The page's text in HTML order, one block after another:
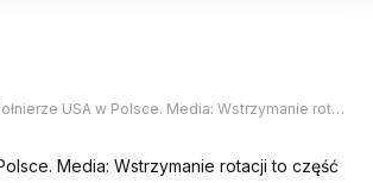
USA w Polsce. Media: Wstrzymanie rotacji to część planu